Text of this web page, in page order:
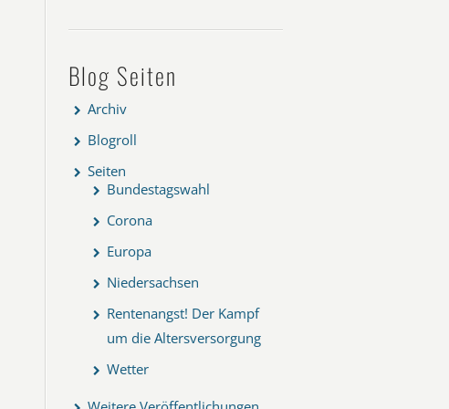
Blog Seiten
Archiv
Blogroll
Seiten
Bundestagswahl
Corona
Europa
Niedersachsen
Rentenangst! Der Kampf
um die Altersversorgung
Wetter